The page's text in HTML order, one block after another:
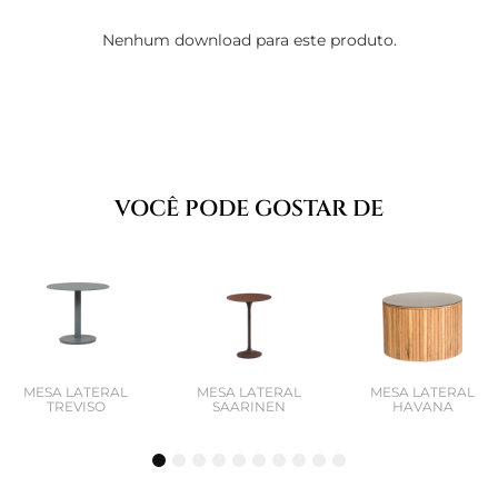
Nenhum download para este produto.
VOCÊ PODE GOSTAR DE
MESA LATERAL
TREVISO
MESA LATERAL
SAARINEN
MESA LATERAL
HAVANA
4